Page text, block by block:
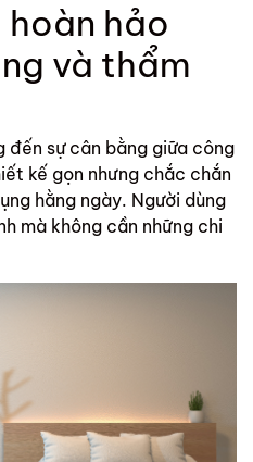
hoàn hảo
và thẩm
đến sự cân bằng giữa công
kế gọn nhưng chắc chắn
hằng ngày. Người dùng
mà không cần những chi